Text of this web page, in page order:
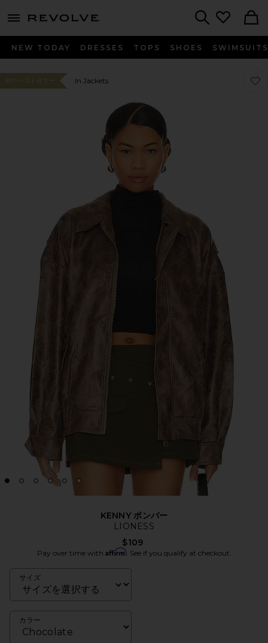
menu - shows more content
NEW TODAY DRESSES TOPS SHOES SWIMSUITS
#17 ベストセラー In Jackets お気
お気
KENNY ボンバー
LIONESS
$109
Pay over time with Affirm. See if you qualify at checkout.
サイズ
カラー